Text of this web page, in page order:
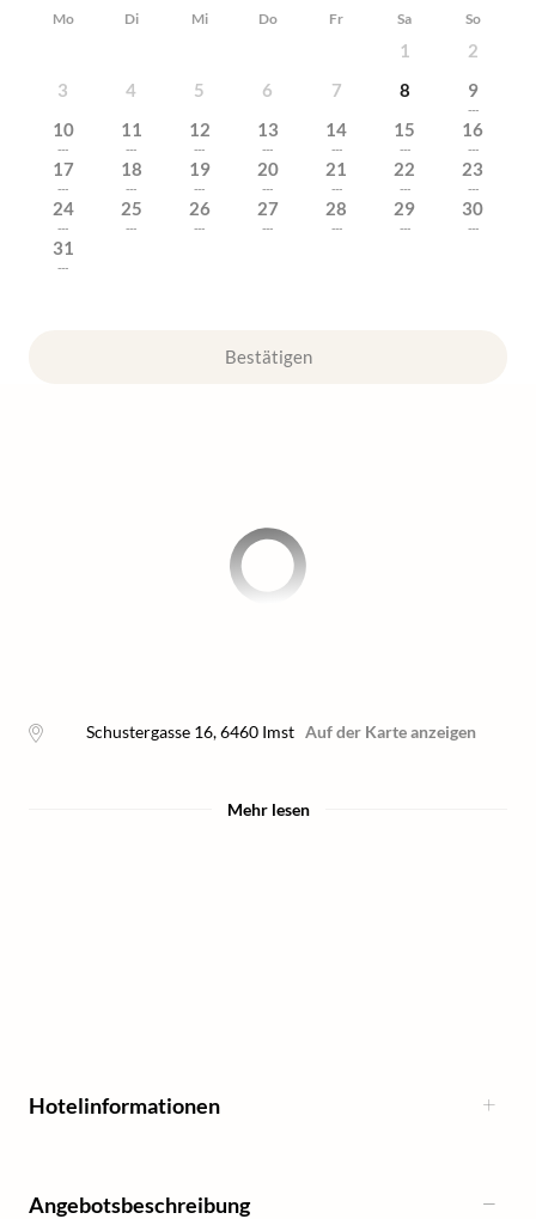
Mo Di Mi Do Fr Sa So
1
2
3
4 5 6 7 8 9
---
10
---
11
---
12
---
13
---
14
---
15
---
16
---
17
---
18
---
19
---
20
---
21
---
22
---
23
---
24
---
25
---
26
---
27
---
28
---
29
---
30
---
31
---
Bestätigen
Schustergasse 16,6460 Imst Auf der Karte anzeigen
Mehr lesen
Hotelinformationen
Angebotsbeschreibung